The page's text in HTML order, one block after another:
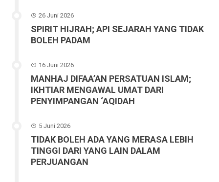
26 Juni 2026
SPIRIT HIJRAH; API SEJARAH YANG TIDAK
BOLEH PADAM
16 Juni 2026
MANHAJ DIFAA’AN PERSATUAN ISLAM;
IKHTIAR MENGAWAL UMAT DARI
PENYIMPANGAN ‘AQIDAH
5 Juni 2026
TIDAK BOLEH ADA YANG MERASA LEBIH
TINGGI DARI YANG LAIN DALAM
PERJUANGAN